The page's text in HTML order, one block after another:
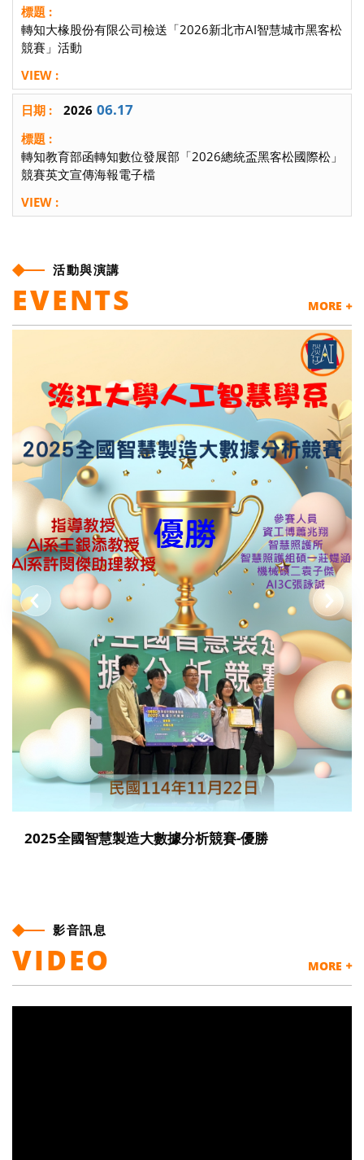
轉知大椽股份有限公司檢送「2026新北市AI智慧城市黑客松
競賽」活動
2026 06.17
轉知教育部函轉知數位發展部「2026總統盃黑客松國際松」
競賽英文宣傳海報電子檔
活動與演講
EVENTS MORE
2025年AIGO淬煉實戰盃競賽
影音訊息
VIDEO MORE